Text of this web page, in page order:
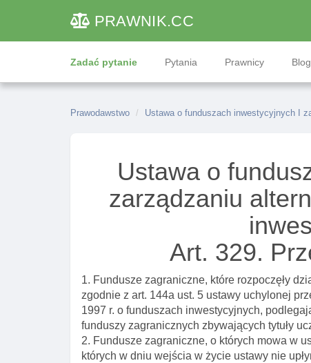
PRAWNIK.CC
Zadać pytanie Pytania Prawnicy
Prawodawstwo Ustawa o funduszach inwestycyjnych I
Ustawa o
zarządzaniu
Art. 329.
1. Fundusze zagraniczne, które rozpoczęły
zgodnie z art. 144a ust. 5 ustawy uchylonej
1997 r. o funduszach inwestycyjnych,
funduszy zagranicznych zbywających tytuły
2. Fundusze zagraniczne, o których mowa w
których w dniu wejścia w życie ustawy nie